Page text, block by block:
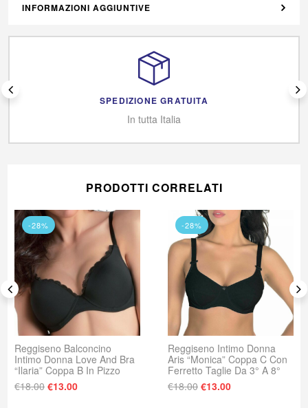
INFORMAZIONI AGGIUNTIVE
SPEDIZIONE GRATUITA
In tutta Italia
PRODOTTI CORRELATI
€18.00.
€13.00.
-28%
Reggiseno Balconcino
Intimo Donna Love And Bra
“Ilaria” Coppa B In Pizzo
€18.00 Il prezzo originale era: €18.00.
€13.00Il prezzo attuale è: €13.00.
-28%
Reggiseno Intimo Donna
Aris “Monica” Coppa C Con
Ferretto Taglie Da 3° A 8°
€18.00 Il prezzo originale
€13.00Il prezzo